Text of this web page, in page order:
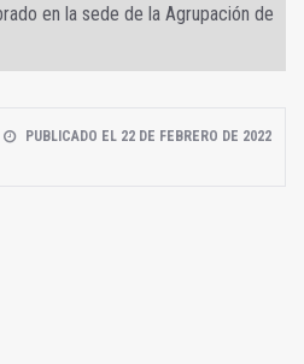
en la sede de la Agrupación de
PUBLICADO EL 22 DE FEBRERO DE 2022